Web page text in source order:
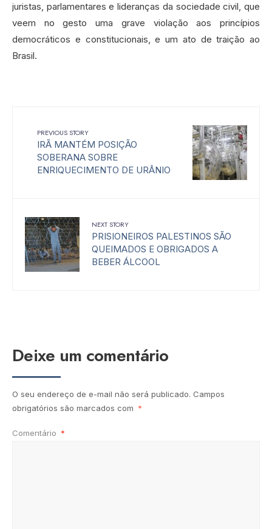
juristas, parlamentares e lideranças da sociedade civil, que
veem no gesto uma grave violação aos princípios
democráticos e constitucionais, e um ato de traição ao
Brasil.
PREVIOUS STORY
IRÃ MANTÉM POSIÇÃO
SOBERANA SOBRE
ENRIQUECIMENTO DE URÂNIO
NEXT STORY
PRISIONEIROS PALESTINOS SÃO
QUEIMADOS E OBRIGADOS A
BEBER ÁLCOOL
Deixe um comentário
O seu endereço de e-mail não será publicado. Campos
obrigatórios são marcados com *
Comentário *